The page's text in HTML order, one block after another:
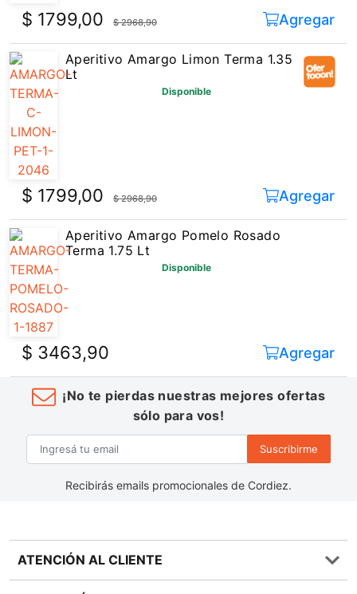
$ 1799,00 $ 2968,90 Agregar
Aperitivo Amargo Limon Terma 1.35
Lt
Disponible
$ 1799,00 $ 2968,90 Agregar
Aperitivo Amargo Pomelo Rosado
Terma 1.75 Lt
Disponible
$ 3463,90 Agregar
¡No te pierdas nuestras mejores ofertas
sólo para vos!
Suscribirme
Recibirás emails promocionales de Cordiez.
ATENCIÓN AL CLIENTE
Preguntas frecuentes